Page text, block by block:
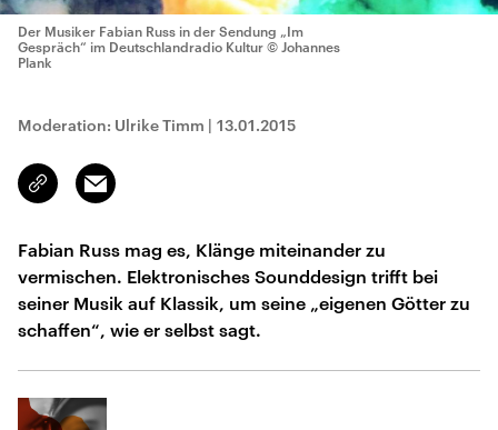
Der Musiker Fabian Russ in der Sendung „Im
Gespräch“ im Deutschlandradio Kultur © Johannes
Plank
Moderation: Ulrike Timm | 13.01.2015
Link
kopieren/teilen
Email
Fabian Russ mag es, Klänge miteinander zu
vermischen. Elektronisches Sounddesign trifft bei
seiner Musik auf Klassik, um seine „eigenen Götter zu
schaffen“, wie er selbst sagt.